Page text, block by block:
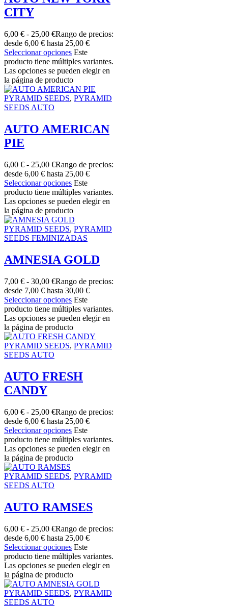
CITY
6,00 € - 25,00 €Rango de precios:
desde 6,00 € hasta 25,00 €
Seleccionar opciones Este
producto tiene múltiples variantes.
Las opciones se pueden elegir en
la página de producto
PYRAMID SEEDS, PYRAMID
SEEDS AUTO
AUTO AMERICAN
PIE
6,00 € - 25,00 €Rango de precios:
desde 6,00 € hasta 25,00 €
Seleccionar opciones Este
producto tiene múltiples variantes.
Las opciones se pueden elegir en
la página de producto
PYRAMID SEEDS, PYRAMID
SEEDS FEMINIZADAS
AMNESIA GOLD
7,00 € - 30,00 €Rango de precios:
desde 7,00 € hasta 30,00 €
Seleccionar opciones Este
producto tiene múltiples variantes.
Las opciones se pueden elegir en
la página de producto
PYRAMID SEEDS, PYRAMID
SEEDS AUTO
AUTO FRESH
CANDY
6,00 € - 25,00 €Rango de precios:
desde 6,00 € hasta 25,00 €
Seleccionar opciones Este
producto tiene múltiples variantes.
Las opciones se pueden elegir en
la página de producto
PYRAMID SEEDS, PYRAMID
SEEDS AUTO
AUTO RAMSES
6,00 € - 25,00 €Rango de precios:
desde 6,00 € hasta 25,00 €
Seleccionar opciones Este
producto tiene múltiples variantes.
Las opciones se pueden elegir en
la página de producto
PYRAMID SEEDS, PYRAMID
SEEDS AUTO